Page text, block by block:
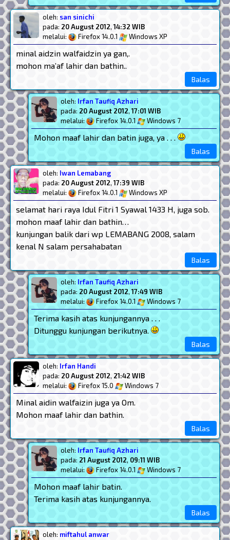
oleh: san sinichi
pada: 20 August 2012,14:32 WIB
melalui:
Firefox 14.0.1 Windows XP
minal aidzin walfaidzin ya gan,.
mohon ma’af lahir dan bathin..
Balas
oleh: Irfan Taufiq Azhari
pada: 20 August 2012,17:01 WIB
melalui:
Firefox 14.0.1 Windows 7
Mohon maaf lahir dan batin juga, ya . . .
Balas
oleh: Iwan Lemabang
pada: 20 August 2012,17:39 WIB
melalui:
Firefox 14.0.1 Windows XP
selamat hari raya Idul Fitri 1 Syawal 1433 H, juga sob.
mohon maaf lahir dan bathin…
kunjungan balik dari wp LEMABANG 2008, salam
kenal N salam persahabatan
Balas
oleh: Irfan Taufiq Azhari
pada: 20 August 2012,17:49 WIB
melalui:
Firefox 14.0.1 Windows 7
Terima kasih atas kunjungannya . . .
Ditunggu kunjungan berikutnya.
Balas
oleh: Irfan Handi
pada: 20 August 2012, 21:42 WIB
melalui:
Firefox 15.0 Windows 7
Minal aidin walfaizin juga ya Om.
Mohon maaf lahir dan bathin.
Balas
oleh: Irfan Taufiq Azhari
pada: 21 August 2012, 09:11 WIB
melalui:
Firefox 14.0.1 Windows 7
Mohon maaf lahir batin.
Terima kasih atas kunjungannya.
Balas
oleh: miftahul anwar